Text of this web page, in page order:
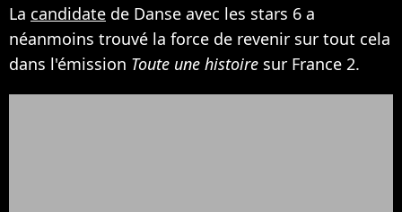
La candidate de Danse avec les stars 6 a
néanmoins trouvé la force de revenir sur tout cela
dans l'émission Toute une histoire sur France 2.